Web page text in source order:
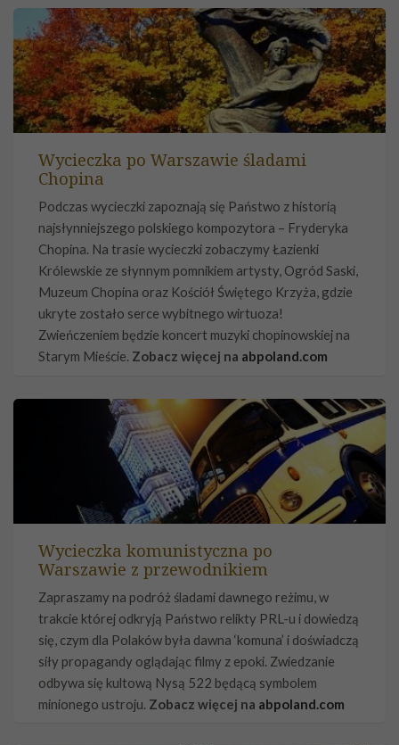
Wycieczka po Warszawie śladami
Chopina
Podczas wycieczki zapoznają się Państwo z historią
najsłynniejszego polskiego kompozytora – Fryderyka
Chopina. Na trasie wycieczki zobaczymy Łazienki
Królewskie ze słynnym pomnikiem artysty, Ogród Saski,
Muzeum Chopina oraz Kościół Świętego Krzyża, gdzie
ukryte zostało serce wybitnego wirtuoza!
Zwieńczeniem będzie koncert muzyki chopinowskiej na
Starym Mieście. Zobacz więcej na abpoland.com
Wycieczka komunistyczna po
Warszawie z przewodnikiem
Zapraszamy na podróż śladami dawnego reżimu, w
trakcie której odkryją Państwo relikty PRL-u i dowiedzą
się, czym dla Polaków była dawna ‘komuna’ i doświadczą
siły propagandy oglądając filmy z epoki. Zwiedzanie
odbywa się kultową Nysą 522 będącą symbolem
minionego ustroju. Zobacz więcej na abpoland.com